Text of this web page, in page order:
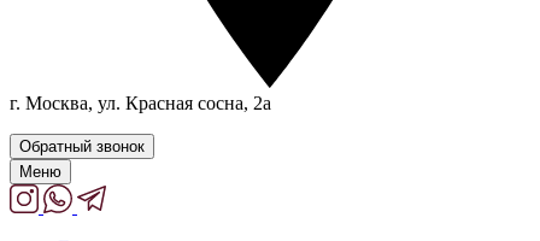
г. Москва, ул. Красная сосна, 2а
Обратный звонок
Меню